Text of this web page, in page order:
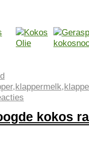
,klappermelk,
kokos